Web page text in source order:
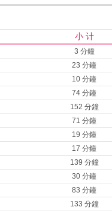
小 计
3 分鐘
23 分鐘
10 分鐘
74 分鐘
152 分鐘
71 分鐘
19 分鐘
17 分鐘
139 分鐘
30 分鐘
83 分鐘
133 分鐘